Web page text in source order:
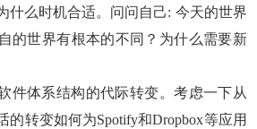
什么时机合适。问问自己: 今天的世界
的世界有根本的不同？为什么需要新
件体系结构的代际转变。考虑一下从
的转变如何为Spotify和Dropbox等应用